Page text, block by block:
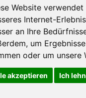
Website
Internet-
an Ihre
um
oder um
akzeptieren Ich